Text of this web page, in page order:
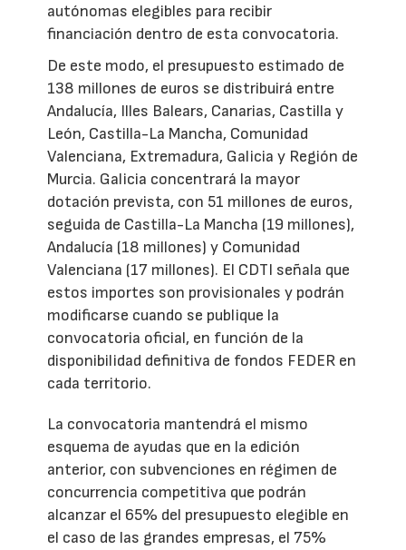
autónomas elegibles para recibir
financiación dentro de esta convocatoria.
De este modo, el presupuesto estimado de
138 millones de euros se distribuirá entre
Andalucía, Illes Balears, Canarias, Castilla y
León, Castilla-La Mancha, Comunidad
Valenciana, Extremadura, Galicia y Región de
Murcia. Galicia concentrará la mayor
dotación prevista, con 51 millones de euros,
seguida de Castilla-La Mancha (19 millones),
Andalucía (18 millones) y Comunidad
Valenciana (17 millones). El CDTI señala que
estos importes son provisionales y podrán
modificarse cuando se publique la
convocatoria oficial, en función de la
disponibilidad definitiva de fondos FEDER en
cada territorio.
La convocatoria mantendrá el mismo
esquema de ayudas que en la edición
anterior, con subvenciones en régimen de
concurrencia competitiva que podrán
alcanzar el 65% del presupuesto elegible en
el caso de las grandes empresas, el 75%